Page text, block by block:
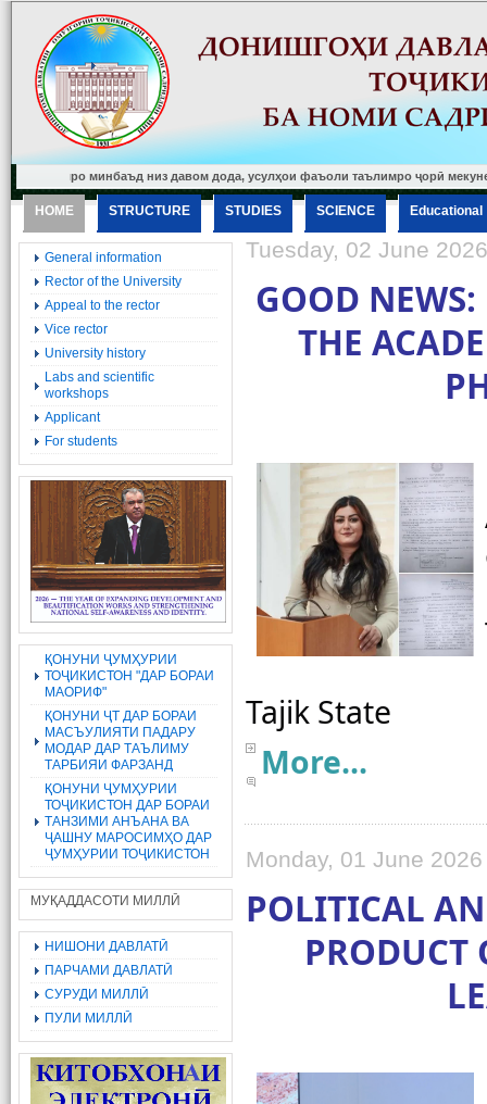
минбаъд низ давом дода, усулҳои фаъоли таълимро ҷорӣ мекунем ва
HOME STRUCTURE STUDIES SCIENCE Еducational
General information
Rector of the University
Appeal to the rector
Vice rector
University history
Labs and scientific
workshops
Applicant
For students
ҚОНУНИ ҶУМҲУРИИ
ТОҶИКИСТОН "ДАР БОРАИ
МАОРИФ"
ҚОНУНИ ҶТ ДАР БОРАИ
МАСЪУЛИЯТИ ПАДАРУ
МОДАР ДАР ТАЪЛИМУ
ТАРБИЯИ ФАРЗАНД
ҚОНУНИ ҶУМҲУРИИ
ТОҶИКИСТОН ДАР БОРАИ
ТАНЗИМИ АНЪАНА ВА
ҶАШНУ МАРОСИМҲО ДАР
ҶУМҲУРИИ ТОҶИКИСТОН
МУҚАДДАСОТИ МИЛЛӢ
НИШОНИ ДАВЛАТӢ
ПАРЧАМИ ДАВЛАТӢ
СУРУДИ МИЛЛӢ
ПУЛИ МИЛЛӢ
Tuesday, 02 June
GOOD
THE
More...
Monday, 01 June
POLITICAL
PRODUCT